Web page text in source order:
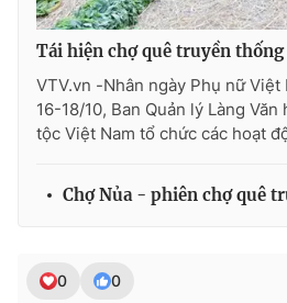
Theo dõi báo trên
Cơ quan chủ quản:Đài Truyền hình
Cơ quan báo chí: Thời báo VTV
Giấy phép hoạt động báo in và báo
Tổng Biên tập:Vũ Thanh Thủy
Tổng đài VTV: 024.38 355 931 -
Tái hiện chợ quê truyền thống
VTV.vn -Nhân ngày Phụ nữ Việt
16-18/10, Ban Quản lý Làng
tộc Việt Nam tổ chức các hoạt
Chợ Nủa - phiên chợ quê
0 0